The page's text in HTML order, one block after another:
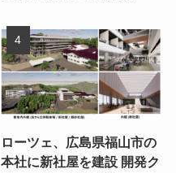
ローツェ、広島県福山市の
本社に新社屋を建設 開発ク